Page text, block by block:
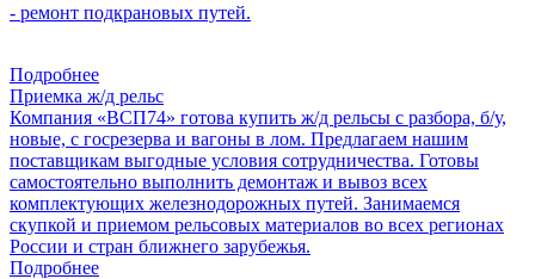
- ремонт подкрановых путей.
Подробнее
Приемка ж/д рельс
Компания «ВСП74» готова купить ж/д рельсы с разбора, б/у,
новые, с госрезерва и вагоны в лом. Предлагаем нашим
поставщикам выгодные условия сотрудничества. Готовы
самостоятельно выполнить демонтаж и вывоз всех
комплектующих железнодорожных путей. Занимаемся
скупкой и приемом рельсовых материалов во всех регионах
России и стран ближнего зарубежья.
Подробнее